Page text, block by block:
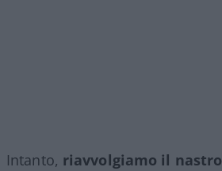
Intanto, riavvolgiamo il nastro